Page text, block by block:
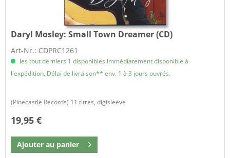
Daryl Mosley:Small Town Dreamer (CD)
Art-Nr.: CDPRC1261
les tout derniers 1 disponibles Immédiatement disponible à
l'expédition, Délai de livraison** env. 1 à 3 jours ouvrés.
(Pinecastle Records) 11 titres, digisleeve
19,95 €
Ajouter au panier